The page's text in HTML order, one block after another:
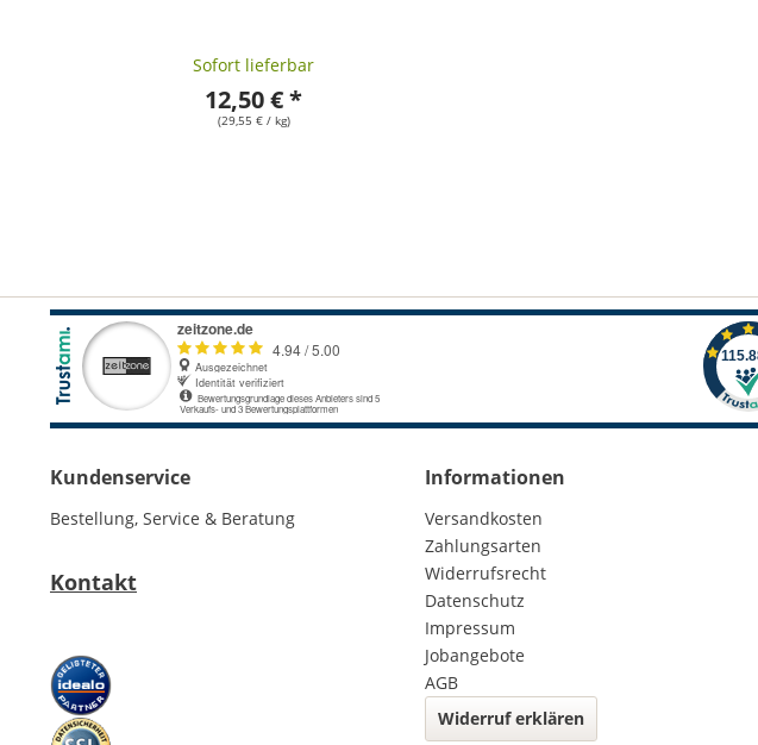
Sofort lieferbar
12,50 € *
(29,55 € / kg)
Kundenservice
Bestellung, Service & Beratung
Kontakt
Informationen
Versandkosten
Zahlungsarten
Widerrufsrecht
Datenschutz
Impressum
Jobangebote
AGB
Widerruf erklären